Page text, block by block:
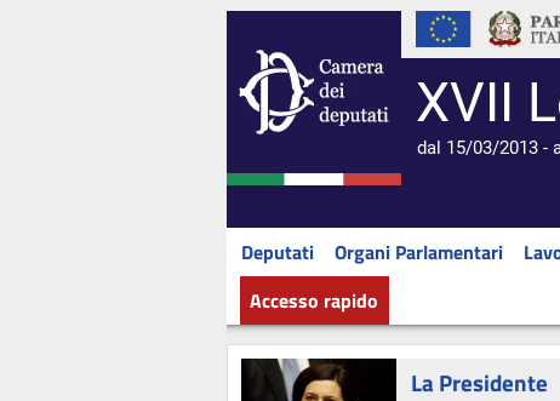
XVII
dal 15/03/2013 -
Deputati Organi Parlamentari
Accesso rapido
La Presidente